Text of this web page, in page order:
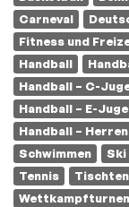
Carneval
Fitness und
Handball
Handball – C-
Handball – E-
Handball – Herren
Schwimmen
Ski
Tennis
Wettkampfturnen